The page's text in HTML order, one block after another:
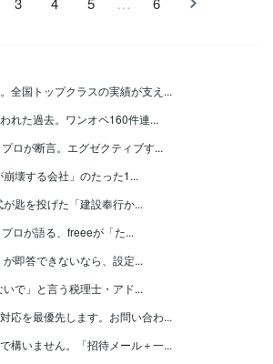
全国トップクラスの実績が支え...
れた過去。ワンオペ160件連...
ロが断言。エグゼクティブす...
壊する会社」のたった1...
が匙を投げた「建設奉行か...
ロが語る、freeeが「た...
即答できないなら、設定...
いで」と言う税理士・アド...
応を最優先します。お問い合わ...
構いません。「招待メール＋一...